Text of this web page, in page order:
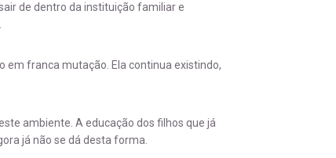
de dentro da instituição familiar e
franca mutação. Ela continua existindo,
ambiente. A educação dos filhos que já
já não se dá desta forma.